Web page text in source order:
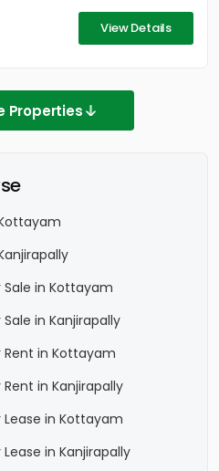
View Details
Properties
in Kottayam
in Kanjirapally
in Kottayam
in Kanjirapally
in Kottayam
in Kanjirapally